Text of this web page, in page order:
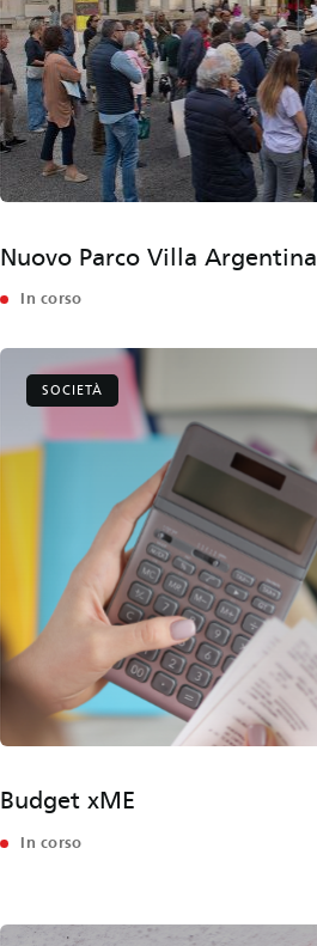
Nuovo Parco Villa Argentina
In corso
SOCIETÀ
Budget xME
In corso